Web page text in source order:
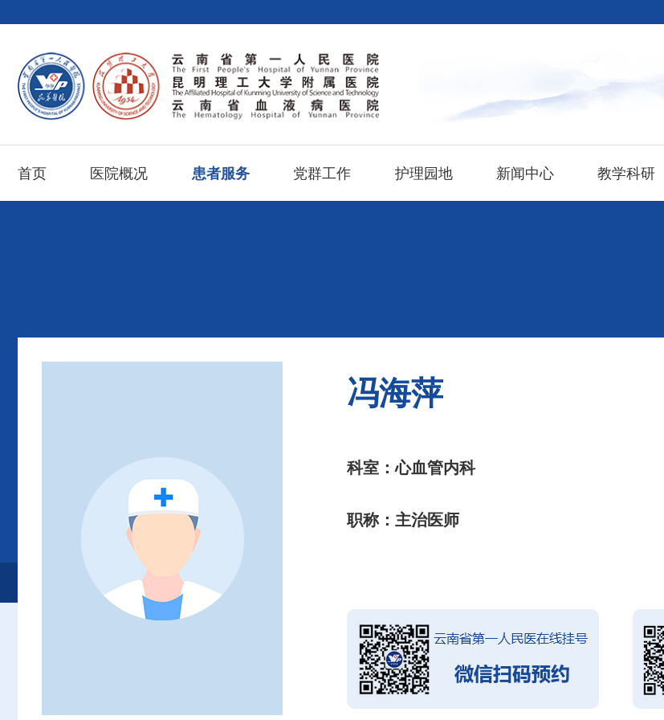
首页 医院概况 患者服务 党群工作 护理园地 新闻中心 教学科研
就诊服务 专家介绍
冯海萍
科室：心血管内科
职称：主治医师